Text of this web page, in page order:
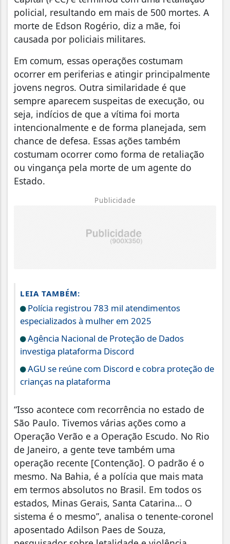
policial, resultando em mais de 500 mortes. A
morte de Edson Rogério, diz a mãe, foi
causada por policiais militares.
Em comum, essas operações costumam
ocorrer em periferias e atingir principalmente
jovens negros. Outra similaridade é que
sempre aparecem suspeitas de execução, ou
seja, indícios de que a vítima foi morta
intencionalmente e de forma planejada, sem
chance de defesa. Essas ações também
costumam ocorrer como forma de retaliação
ou vingança pela morte de um agente do
Estado.
Publicidade
LEIA TAMBÉM:
Polícia registrou 783 mil atendimentos
especializados à mulher em 2025
Agência Nacional de Proteção de Dados
investiga plataforma Discord
AGU se reúne com Discord e cobra proteção de
crianças na plataforma
“Isso acontece com recorrência no estado de
São Paulo. Tivemos várias ações como a
Operação Verão e a Operação Escudo. No Rio
de Janeiro, a gente teve também uma
operação recente [Contenção]. O padrão é o
mesmo. Na Bahia, é a polícia que mais mata
em termos absolutos no Brasil. Em todos os
estados, Minas Gerais, Santa Catarina… O
sistema é o mesmo”, analisa o tenente-coronel
aposentado Adilson Paes de Souza,